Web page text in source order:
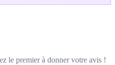
le premier à donner votre avis !